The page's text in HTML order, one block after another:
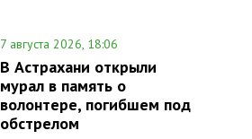
7 августа 2026, 18:06
В Астрахани открыли
мурал в память о
волонтере, погибшем под
обстрелом